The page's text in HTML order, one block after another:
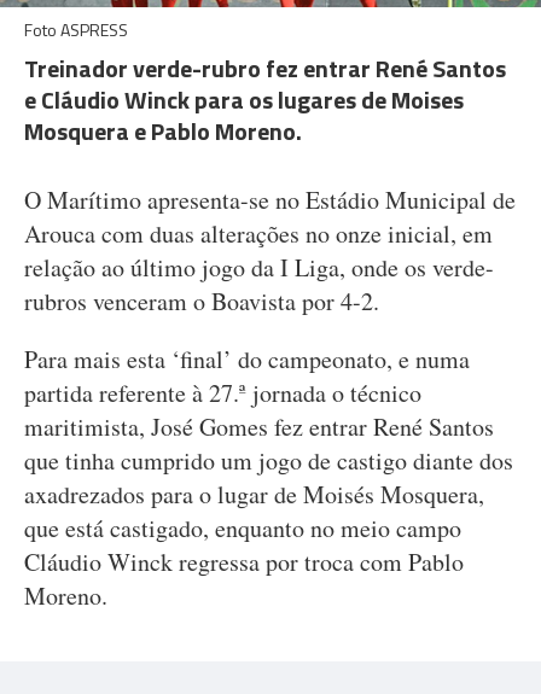
Foto ASPRESS
Treinador verde-rubro fez entrar René Santos
e Cláudio Winck para os lugares de Moises
Mosquera e Pablo Moreno.
O Marítimo apresenta-se no Estádio Municipal de
Arouca com duas alterações no onze inicial, em
relação ao último jogo da I Liga, onde os verde-
rubros venceram o Boavista por 4-2.
Para mais esta ‘final’ do campeonato, e numa
partida referente à 27.ª jornada o técnico
maritimista, José Gomes fez entrar René Santos
que tinha cumprido um jogo de castigo diante dos
axadrezados para o lugar de Moisés Mosquera,
que está castigado, enquanto no meio campo
Cláudio Winck regressa por troca com Pablo
Moreno.